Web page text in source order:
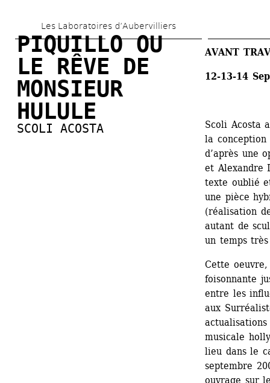
au
contenu
principal
Les Laboratoires d’Aubervilliers
PIQUILLO OU
LE RÊVE DE
MONSIEUR
HULULE
SCOLI ACOSTA
AVANT
12-13-14
Scoli Acosta
la
d’après une
et Alexandre
texte oublié
une pièce
(réalisation
autant de
un temps
Cette
foisonnante
entre les
aux
musicale
lieu dans le
septembre
ouvrage sur